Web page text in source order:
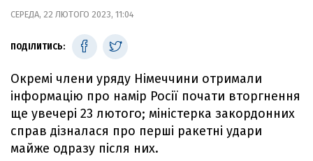
СЕРЕДА, 22 ЛЮТОГО 2023, 11:04
ПОДІЛИТИСЬ:
Окремі члени уряду Німеччини отримали
інформацію про намір Росії почати вторгнення
ще увечері 23 лютого; міністерка закордонних
справ дізналася про перші ракетні удари
майже одразу після них.